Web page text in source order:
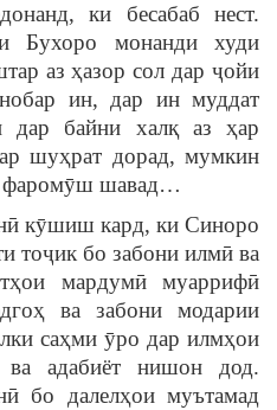
ки бесабаб нест.
Бухоро монанди худи
аз ҳазор сол дар ҷойи
ин, дар ин муддат
байни халқ аз ҳар
шуҳрат дорад, мумкин
фаромӯш шавад…
кӯшиш кард, ки Синоро
тоҷик бо забони илмӣ ва
мардумӣ муаррифӣ
ва забони модарии
саҳми ӯро дар илмҳои
ва адабиёт нишон дод.
бо далелҳои муътамад